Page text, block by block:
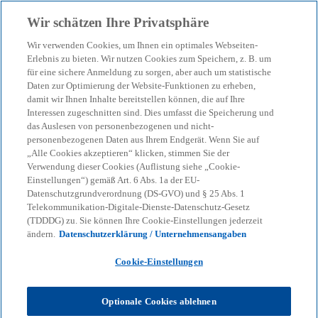
menu search
Lohnsteuer: Basiswissen
Lohnsteuerprozesse verstehen und anwenden
können
KPMG Dienstleistungen
Tax
Virtuelles Lernen, das Spaß macht
Lohnsteuer: Basiswissen
Wann genau fällt Lohnsteuer an? Und warum zahlt
was die Lohnsteuer ist, wie sie erfasst wird und
welche Konsequenzen bei Fehlern drohen können.
Das Training vermittelt das erforderliche
Wir schätzen Ihre Privatsphäre
Wir verwenden Cookies, um Ihnen ein optimales Webseiten-
Erlebnis zu bieten. Wir nutzen Cookies zum Speichern, z. B. um
für eine sichere Anmeldung zu sorgen, aber auch um statistische
Daten zur Optimierung der Website-Funktionen zu erheben,
damit wir Ihnen Inhalte bereitstellen können, die auf Ihre
Interessen zugeschnitten sind. Dies umfasst die Speicherung und
das Auslesen von personenbezogenen und nicht-
personenbezogenen Daten aus Ihrem Endgerät. Wenn Sie auf
„Alle Cookies akzeptieren“ klicken, stimmen Sie der
Verwendung dieser Cookies (Auflistung siehe „Cookie-
Einstellungen“) gemäß Art. 6 Abs. 1a der EU-
Datenschutzgrundverordnung (DS-GVO) und § 25 Abs. 1
Telekommunikation-Digitale-Dienste-Datenschutz-Gesetz
(TDDDG) zu. Sie können Ihre Cookie-Einstellungen jederzeit
ändern. Datenschutzerklärung / Unternehmensangaben
Cookie-Einstellungen
Optionale Cookies ablehnen